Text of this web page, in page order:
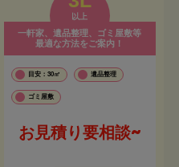
以上
一軒家、遺品整理、ゴミ屋敷等
最適な方法をご案内！
目安：30㎡ 遺品整理
ゴミ屋敷
お見積り要相談~